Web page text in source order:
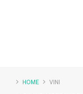
HOME VINI